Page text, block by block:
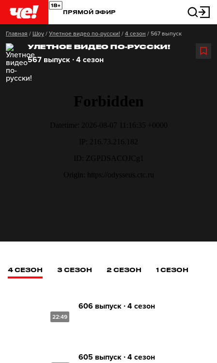
ПРЯМОЙ ЭФИР
Главная / Шоу / Улетное видео по-русски! / 4 сезон / 567 выпуск
УЛЕТНОЕ ВИДЕО ПО-РУССКИ!
567 выпуск ∙ 4 сезон
4 СЕЗОН 3 СЕЗОН 2 СЕЗОН 1 СЕЗОН
22:49
606 выпуск ∙ 4 сезон
605 выпуск ∙ 4 сезон